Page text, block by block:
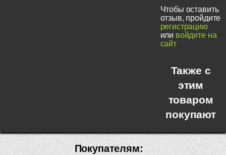
Чтобы оставить
отзыв, пройдите
регистрацию
или войдите на
сайт
Также с
этим
товаром
покупают
Покупателям: